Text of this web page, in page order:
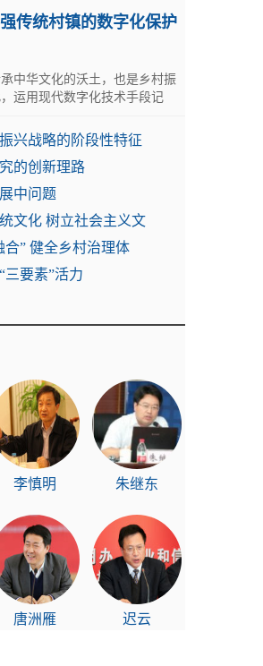
传统村镇的数字化保护
中华文化的沃土，也是乡村振
运用现代数字化技术手段记
兴战略的阶段性特征
的创新理路
中问题
文化 树立社会主义文
合” 健全乡村治理体
三要素”活力
李慎明 朱继东
唐洲雁 迟云